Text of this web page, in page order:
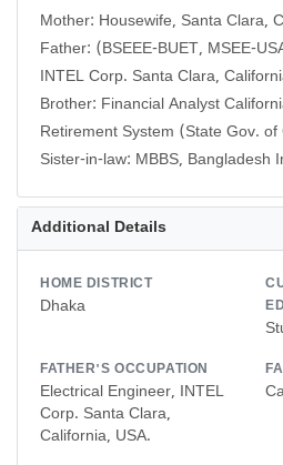
Mother: Housewife, Santa Clara,
Father: (BSEEE-BUET, MSEE-
INTEL Corp. Santa Clara,
Brother: Financial Analyst
Retirement System (State Gov. of
Additional Details
HOME DISTRICT
Dhaka
FATHER'S OCCUPATION
Electrical Engineer, INTEL
Corp. Santa Clara,
California, USA.